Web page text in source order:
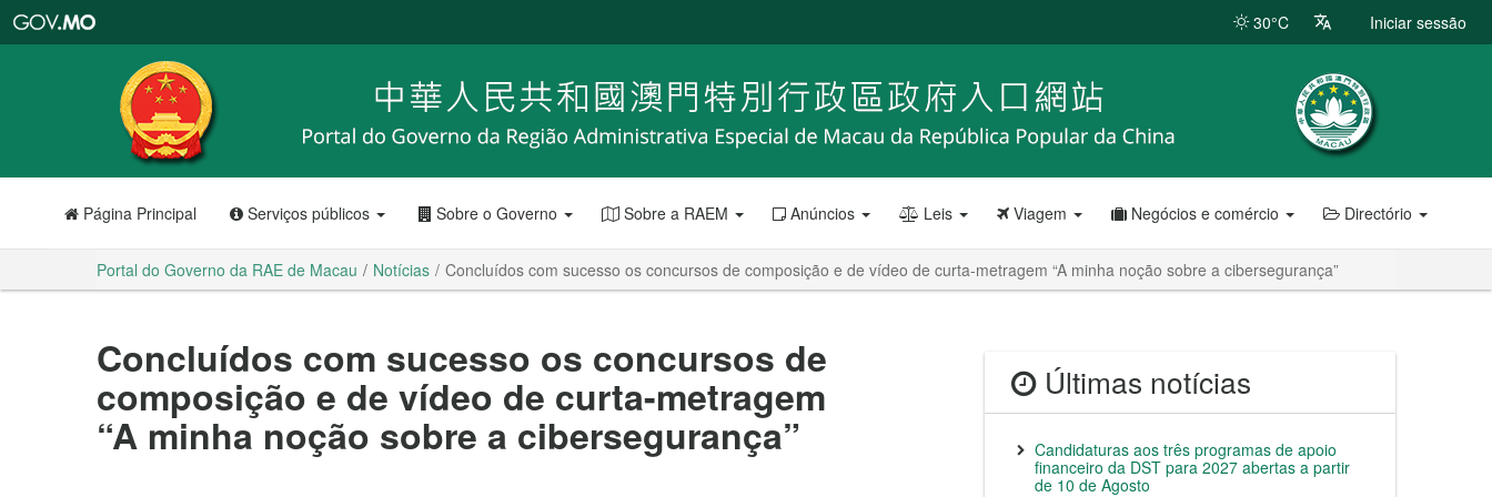
RAE
de
Macau
30°C Iniciar sessão
Página Principal Serviços públicos Sobre o Governo Sobre a RAEM Anúncios Leis Viagem Negócios e comércio Directório
Portal do Governo da RAE de Macau Notícias Concluídos com sucesso os concursos de composição e de vídeo de curta-metragem “A minha noção sobre a cibersegurança”
Concluídos com sucesso os concursos de
composição e de vídeo de curta-metragem
“A minha noção sobre a cibersegurança”
Últimas notícias
Candidaturas aos três programas de apoio
financeiro da DST para 2027 abertas a partir
de 10 de Agosto